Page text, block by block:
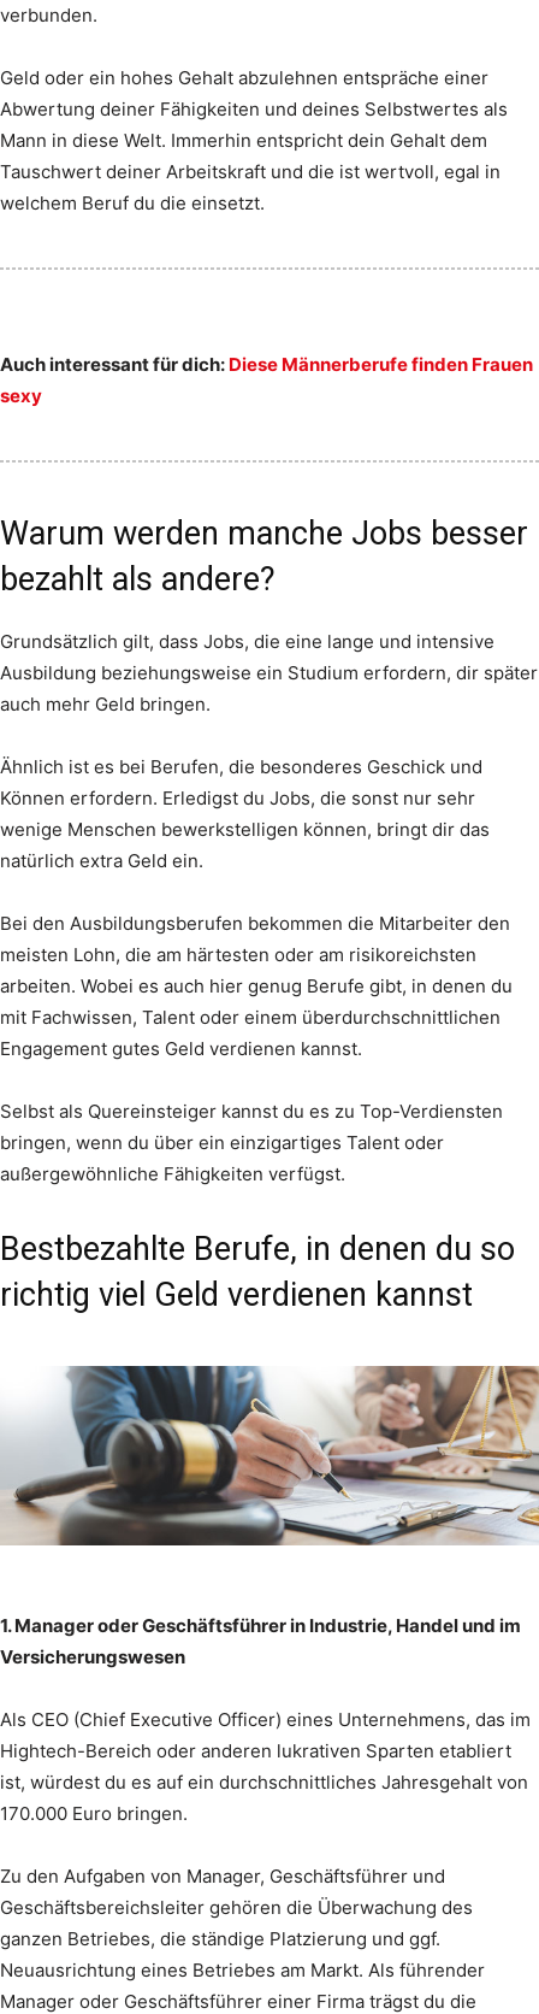
verbunden.
Geld oder ein hohes Gehalt abzulehnen entspräche einer
Abwertung deiner Fähigkeiten und deines Selbstwertes als
Mann in diese Welt. Immerhin entspricht dein Gehalt dem
Tauschwert deiner Arbeitskraft und die ist wertvoll, egal in
welchem Beruf du die einsetzt.
Auch interessant für dich: Diese Männerberufe finden Frauen
sexy
Warum werden manche Jobs besser
bezahlt als andere?
Grundsätzlich gilt, dass Jobs, die eine lange und intensive
Ausbildung beziehungsweise ein Studium erfordern, dir später
auch mehr Geld bringen.
Ähnlich ist es bei Berufen, die besonderes Geschick und
Können erfordern. Erledigst du Jobs, die sonst nur sehr
wenige Menschen bewerkstelligen können, bringt dir das
natürlich extra Geld ein.
Bei den Ausbildungsberufen bekommen die Mitarbeiter den
meisten Lohn, die am härtesten oder am risikoreichsten
arbeiten. Wobei es auch hier genug Berufe gibt, in denen du
mit Fachwissen, Talent oder einem überdurchschnittlichen
Engagement gutes Geld verdienen kannst.
Selbst als Quereinsteiger kannst du es zu Top-Verdiensten
bringen, wenn du über ein einzigartiges Talent oder
außergewöhnliche Fähigkeiten verfügst.
Bestbezahlte Berufe, in denen du so
richtig viel Geld verdienen kannst
1. Manager oder Geschäftsführer in Industrie, Handel und im
Versicherungswesen
Als CEO (Chief Executive Officer) eines Unternehmens, das im
Hightech-Bereich oder anderen lukrativen Sparten etabliert
ist, würdest du es auf ein durchschnittliches Jahresgehalt von
170.000 Euro bringen.
Zu den Aufgaben von Manager, Geschäftsführer und
Geschäftsbereichsleiter gehören die Überwachung des
ganzen Betriebes, die ständige Platzierung und ggf.
Neuausrichtung eines Betriebes am Markt. Als führender
Manager oder Geschäftsführer einer Firma trägst du die